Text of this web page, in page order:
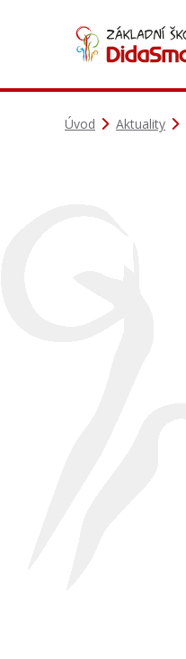
Úvod Aktuality